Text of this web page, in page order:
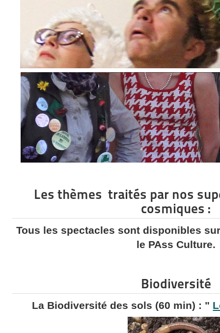
Les thèmes traités par nos
cosmiques :
Tous les spectacles sont disponibles
le PAss Culture.
Biodiversité
La Biodiversité des sols (60 min) : "